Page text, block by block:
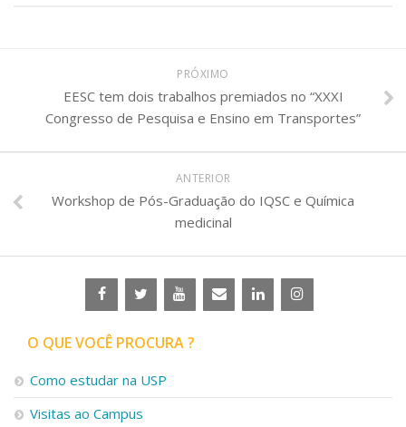
PRÓXIMO
EESC tem dois trabalhos premiados no “XXXI
Congresso de Pesquisa e Ensino em Transportes”
ANTERIOR
Workshop de Pós-Graduação do IQSC e Química
medicinal
O QUE VOCÊ PROCURA ?
Como estudar na USP
Visitas ao Campus